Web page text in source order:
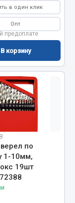
в один клик
Опт
предоплате
В корзину
по
1-10мм,
19шт